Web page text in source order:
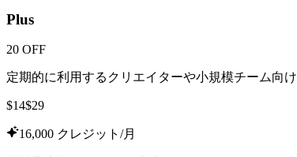
Plus
20 OFF
定期的に利用するクリエイターや小規模チーム向け
$14$29
16,000 クレジット/月